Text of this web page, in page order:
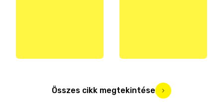
Összes cikk megtekintése